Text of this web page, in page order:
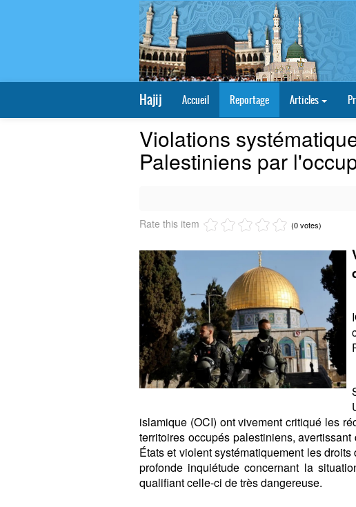
Hajij Accueil Reportage Articles
Violations
Palestiniens par
Rate this item (0 votes)
islamique (OCI) ont vivement critiqué les
territoires occupés palestiniens,
États et violent systématiquement les
profonde inquiétude concernant la
qualifiant celle-ci de très dangereuse.